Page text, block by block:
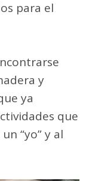
para el
y
ya
que
“yo” y al